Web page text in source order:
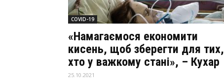
COVID-19
«Намагаємося економити
кисень, щоб зберегти для тих,
хто у важкому стані», – Кухар
25.10.2021